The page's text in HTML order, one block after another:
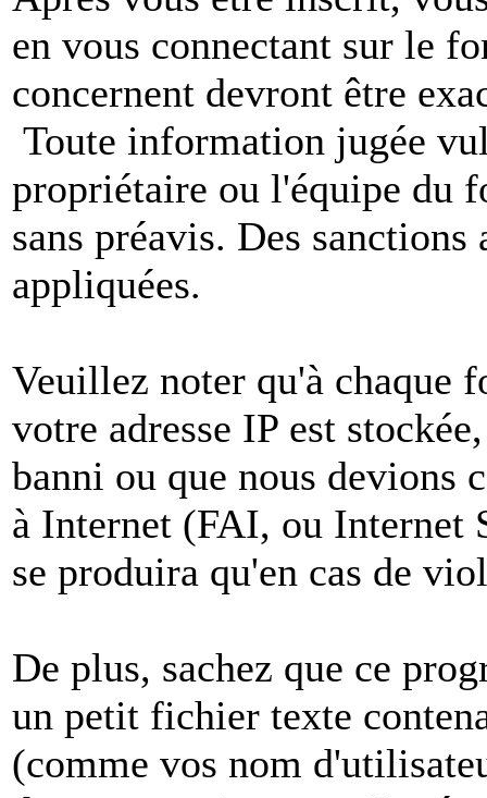
en vous connectant sur le
concernent devront être
Toute information jugée
propriétaire ou l'équipe du
sans préavis. Des
appliquées.
Veuillez noter qu'à chaque
votre adresse IP est
banni ou que nous devions
à Internet (FAI, ou
se produira qu'en cas de
De plus, sachez que ce
un petit fichier texte
(comme vos nom